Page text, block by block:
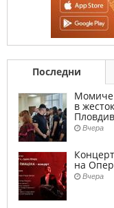
Последни
Момиче
в
Пловдив
Вчера
на
Вчера